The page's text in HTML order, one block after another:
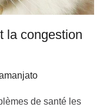
la congestion
de santé les